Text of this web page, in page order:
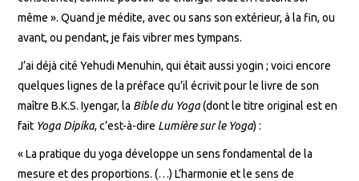
même ». Quand je médite, avec ou sans son extérieur, à la fin, ou
avant, ou pendant, je fais vibrer mes tympans.
J’ai déjà cité Yehudi Menuhin, qui était aussi yogin ; voici encore
quelques lignes de la préface qu’il écrivit pour le livre de son
maître B.K.S. Iyengar, la Bible du Yoga(dont le titre original est en
fait Yoga Dipika, c’est-à-dire Lumière sur le Yoga) :
« La pratique du yoga développe un sens fondamental de la
mesure et des proportions. (…) L’harmonie et le sens de